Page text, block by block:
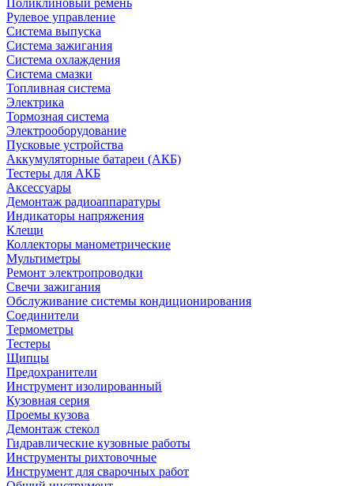
Поликлиновый ремень
Рулевое управление
Система выпуска
Система зажигания
Система охлаждения
Система смазки
Топливная система
Электрика
Тормозная система
Электрооборудование
Пусковые устройства
Аккумуляторные батареи (АКБ)
Тестеры для АКБ
Аксессуары
Демонтаж радиоаппаратуры
Индикаторы напряжения
Клещи
Коллекторы манометрические
Мультиметры
Ремонт электропроводки
Свечи зажигания
Обслуживание системы кондиционирования
Соединители
Термометры
Тестеры
Щипцы
Предохранители
Инструмент изолированный
Кузовная серия
Проемы кузова
Демонтаж стекол
Гидравлические кузовные работы
Инструменты рихтовочные
Инструмент для сварочных работ